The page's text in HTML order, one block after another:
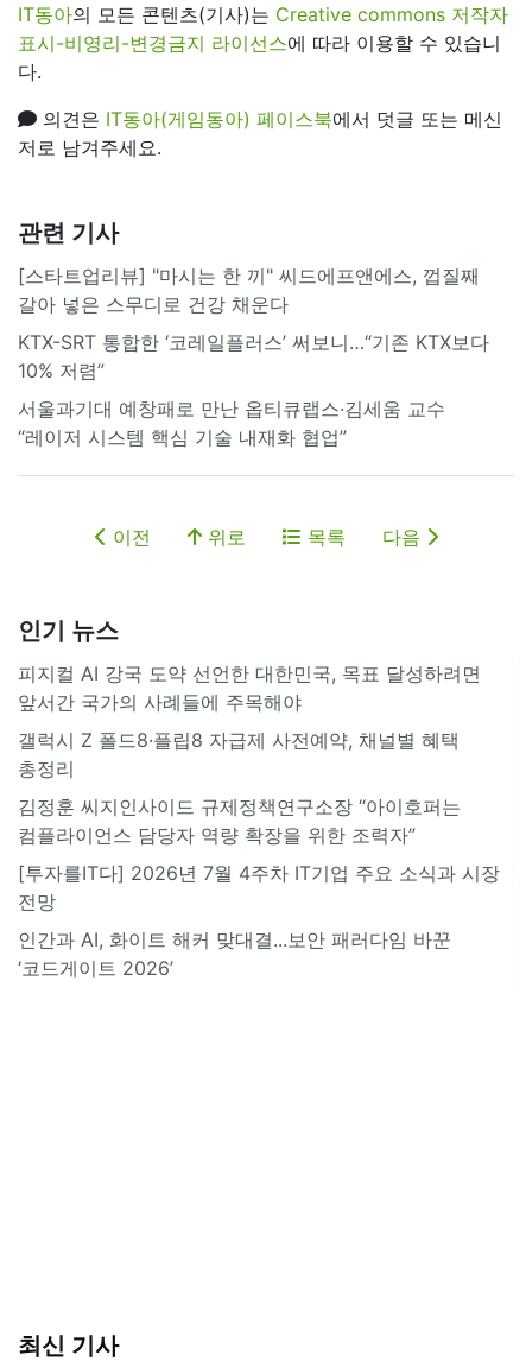
IT동아의 모든 콘텐츠(기사)는 Creative commons 저작자
표시-비영리-변경금지 라이선스에 따라 이용할 수 있습니
다.
의견은 IT동아(게임동아) 페이스북에서 덧글 또는 메신
저로 남겨주세요.
관련 기사
[스타트업리뷰] "마시는 한 끼" 씨드에프앤에스, 껍질째
갈아 넣은 스무디로 건강 채운다
KTX-SRT 통합한 ‘코레일플러스’ 써보니…“기존 KTX보다
10% 저렴”
서울과기대 예창패로 만난 옵티큐랩스·김세움 교수
“레이저 시스템 핵심 기술 내재화 협업”
이전 위로 목록 다음
인기 뉴스
피지컬 AI 강국 도약 선언한 대한민국, 목표 달성하려면
앞서간 국가의 사례들에 주목해야
갤럭시 Z 폴드8·플립8 자급제 사전예약, 채널별 혜택
총정리
김정훈 씨지인사이드 규제정책연구소장 “아이호퍼는
컴플라이언스 담당자 역량 확장을 위한 조력자”
[투자를IT다] 2026년 7월 4주차 IT기업 주요 소식과 시장
전망
인간과 AI, 화이트 해커 맞대결...보안 패러다임 바꾼
‘코드게이트 2026’
최신 기사